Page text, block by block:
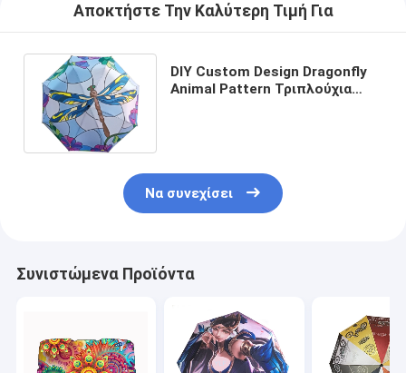
Αποκτήστε Την Καλύτερη Τιμή Για
DIY Custom Design Dragonfly
Animal Pattern Τριπλούχια
Να συνεχίσει
Συνιστώμενα Προϊόντα